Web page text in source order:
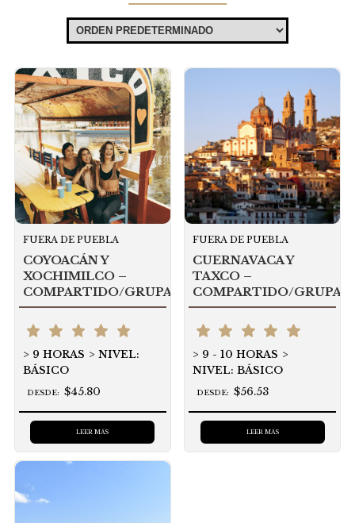
FUERA DE PUEBLA
COYOACÁN Y
XOCHIMILCO –
COMPARTIDO/GRUPAL
9 HORAS
NIVEL:
BÁSICO
DESDE: $45.80
LEER MÁS
FUERA DE PUEBLA
CUERNAVACA Y
TAXCO –
COMPARTIDO/GRUPAL
9 - 10 HORAS
NIVEL: BÁSICO
DESDE: $56.53
LEER MÁS